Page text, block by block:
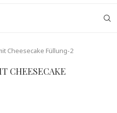
Cheesecake Füllung-2
CHEESECAKE